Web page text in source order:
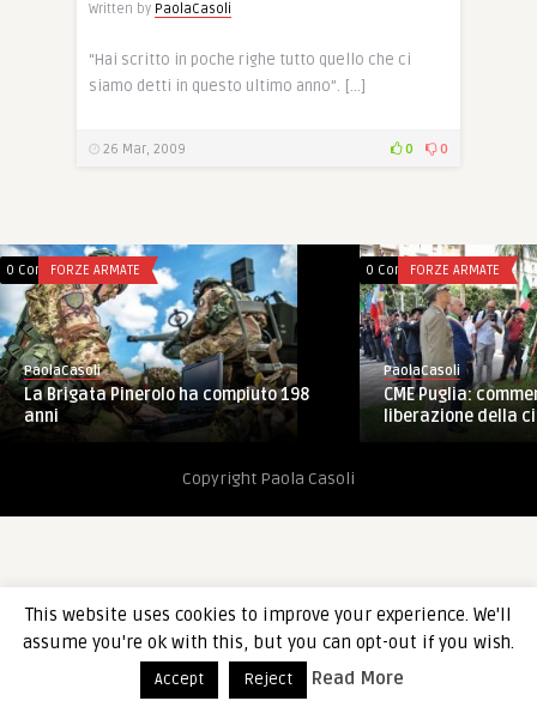
Written by PaolaCasoli
“Hai scritto in poche righe tutto quello che ci
siamo detti in questo ultimo anno”. […]
26 Mar, 2009 0 0
0 CommentsFORZE ARMATE
PaolaCasoli
La Brigata Pinerolo ha compiuto 198
anni
0 CommentsFORZE ARMATE
PaolaCasoli
CME Puglia:
liberazione della
Copyright Paola Casoli
This website uses cookies to improve your experience. We'll
assume you're ok with this, but you can opt-out if you wish.
Accept Reject Read More